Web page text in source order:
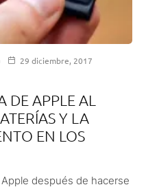
29 diciembre, 2017
DE APPLE AL
Y LA
EN LOS
después de hacerse